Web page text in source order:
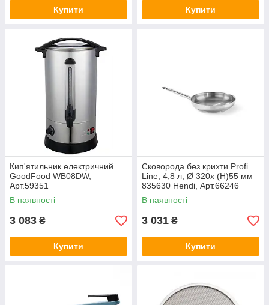
Купити Купити
Кип'ятильник електричний
GoodFood WB08DW,
Арт.59351
В наявності
3 083 ₴
Купити
Сковорода без крихти Profi
Line, 4,8 л, Ø 320x (H)55 мм
835630 Hendi, Арт.66246
В наявності
3 031 ₴
Купити